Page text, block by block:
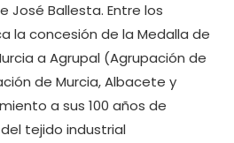
José Ballesta. Entre los
la concesión de la Medalla de
a Agrupal (Agrupación de
de Murcia, Albacete y
a sus 100 años de
tejido industrial